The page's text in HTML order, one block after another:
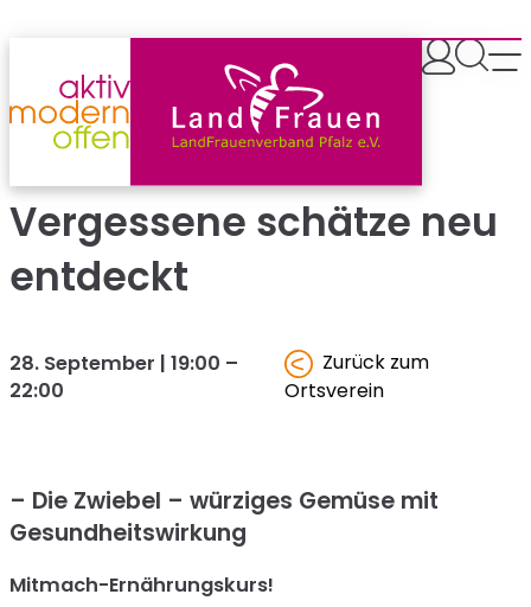
springen
Vergessene schätze neu
entdeckt
28. September | 19:00 –
22:00
Zurück zum
Ortsverein
– Die Zwiebel – würziges Gemüse mit
Gesundheitswirkung
Mitmach-Ernährungskurs!